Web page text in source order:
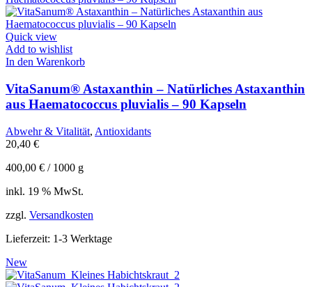
Quick view
Add to wishlist
In den Warenkorb
VitaSanum® Astaxanthin – Natürliches Astaxanthin
aus Haematococcus pluvialis – 90 Kapseln
Abwehr & Vitalität, Antioxidants
20,40 €
400,00 € / 1000 g
inkl. 19 % MwSt.
zzgl. Versandkosten
Lieferzeit: 1-3 Werktage
New